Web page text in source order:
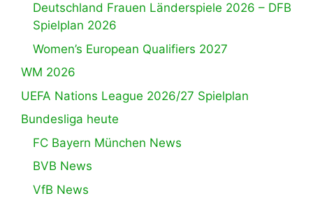
Deutschland Frauen Länderspiele 2026 – DFB
Spielplan 2026
Women’s European Qualifiers 2027
WM 2026
UEFA Nations League 2026/27 Spielplan
Bundesliga heute
FC Bayern München News
BVB News
VfB News